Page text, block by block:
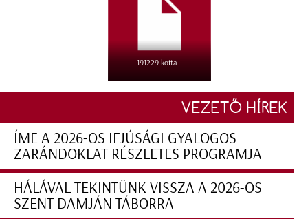
191229 kotta
VEZETŐ HÍREK
ÍME A 2026-OS IFJÚSÁGI GYALOGOS
ZARÁNDOKLAT RÉSZLETES PROGRAMJA
HÁLÁVAL TEKINTÜNK VISSZA A 2026-OS
SZENT DAMJÁN TÁBORRA